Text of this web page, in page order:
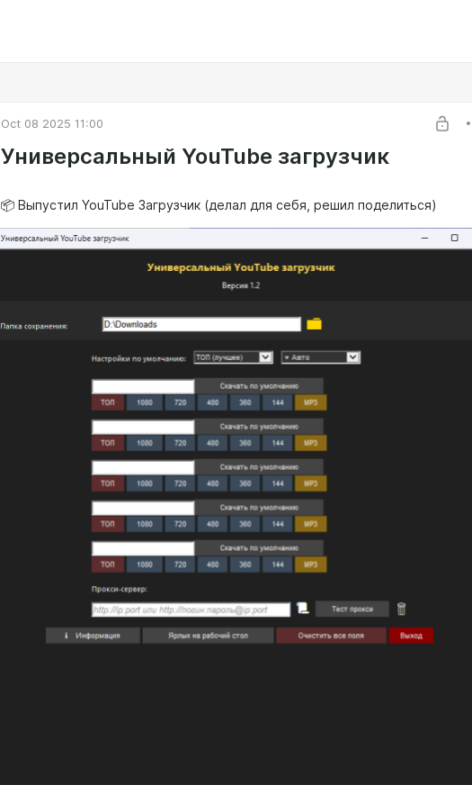
Oct 08 2025 11:00
Универсальный YouTube загрузчик
📦 Выпустил YouTube Загрузчик (делал для себя, решил поделиться)